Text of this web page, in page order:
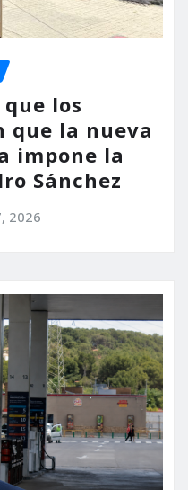
que los
que la nueva
impone la
Sánchez
2026